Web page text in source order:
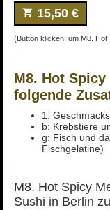
15,50 €
(Button klicken, um M8.
M8. Hot
folgende
1:
b: Krebstiere
g: Fisch und
Fischgelatine)
M8. Hot Spicy
Sushi in Berlin